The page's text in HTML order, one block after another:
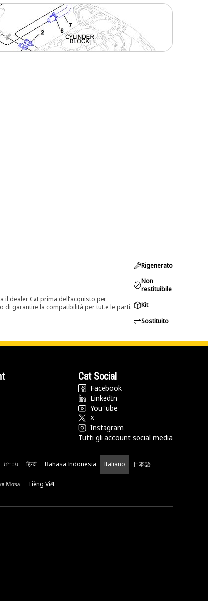
il dealer Cat prima dell'acquisto per
di garantire la compatibilità per tutte le parti.
Rigenerato
Non
restituibile
Kit
Sostituito
Cat Social
Facebook
LinkedIn
YouTube
X
Instagram
Tutti gli account social media
עברית हिन्दी Bahasa Indonesia Italiano 日本語
Мова Tiếng Việt